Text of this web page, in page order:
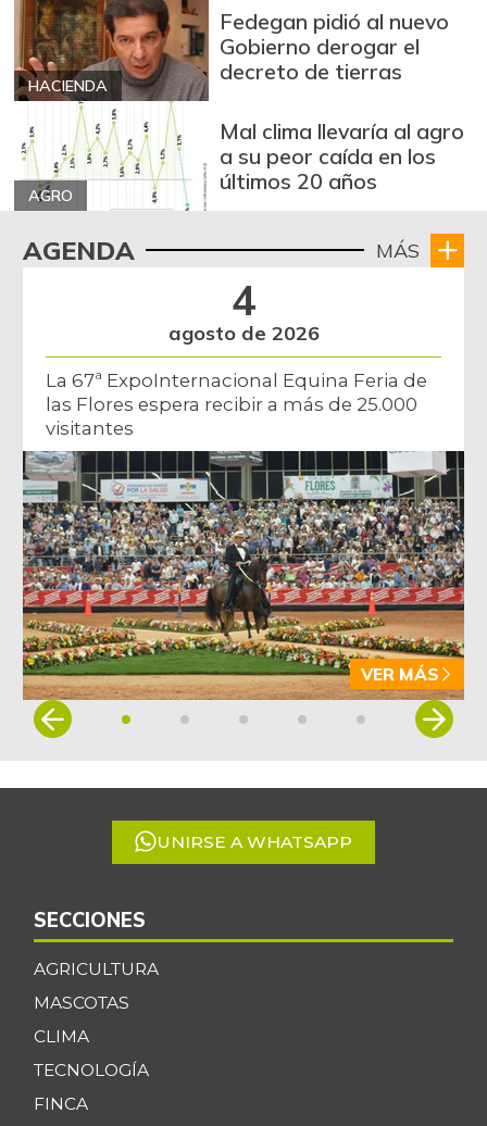
HACIENDA
Fedegan pidió al nuevo
Gobierno derogar el
decreto de tierras
AGRO
Mal clima llevaría al agro
a su peor caída en los
últimos 20 años
AGENDA MÁS
4
agosto de 2026
La 67ª ExpoInternacional Equina Feria de
las Flores espera recibir a más de 25.000
visitantes
VER MÁS
Item
5
UNIRSE A WHATSAPP
SECCIONES
AGRICULTURA
MASCOTAS
CLIMA
TECNOLOGÍA
FINCA